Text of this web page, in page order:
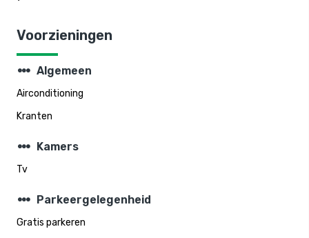
Voorzieningen
steppers Algemeen
Airconditioning
Kranten
steppers Kamers
Tv
steppers Parkeergelegenheid
Gratis parkeren